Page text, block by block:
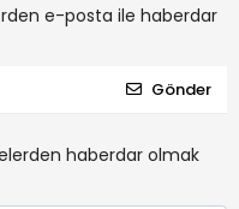
e-posta ile haberdar
Gönder
haberdar olmak